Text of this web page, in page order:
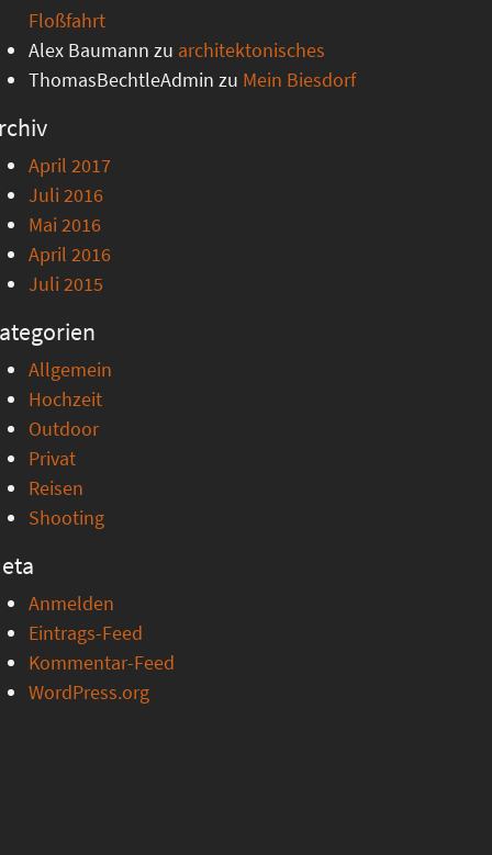
Floßfahrt
Alex Baumann zu architektonisches
ThomasBechtleAdmin zu Mein Biesdorf
April 2017
Juli 2016
Mai 2016
April 2016
Juli 2015
Allgemein
Hochzeit
Outdoor
Privat
Reisen
Shooting
Anmelden
Eintrags-Feed
Kommentar-Feed
WordPress.org